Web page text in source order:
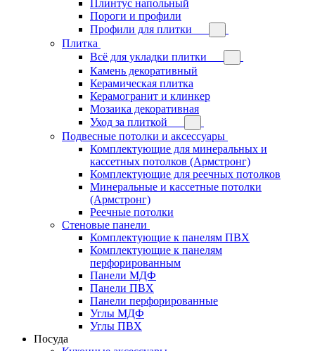
Плинтус напольный
Пороги и профили
Профили для плитки
Плитка
Всё для укладки плитки
Камень декоративный
Керамическая плитка
Керамогранит и клинкер
Мозаика декоративная
Уход за плиткой
Подвесные потолки и аксессуары
Комплектующие для минеральных и
кассетных потолков (Армстронг)
Комплектующие для реечных потолков
Минеральные и кассетные потолки
(Армстронг)
Реечные потолки
Стеновые панели
Комплектующие к панелям ПВХ
Комплектующие к панелям
перфорированным
Панели МДФ
Панели ПВХ
Панели перфорированные
Углы МДФ
Углы ПВХ
Посуда